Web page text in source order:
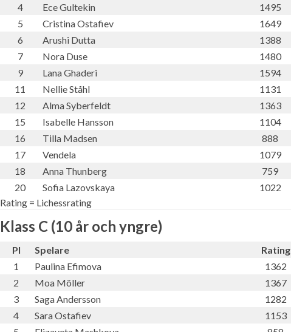
4
Ece Gultekin 1495
5
Cristina Ostafiev 1649
6
Arushi Dutta 1388
7
Nora Duse 1480
9
Lana Ghaderi 1594
11
Nellie Ståhl 1131
12
Alma Syberfeldt 1363
15
Isabelle Hansson 1104
16
Tilla Madsen 888
17
Vendela 1079
18
Anna Thunberg 759
20
Sofia Lazovskaya 1022
Rating = Lichessrating
Klass C (10 år och yngre)
Pl Spelare Rating
1
Paulina Efimova 1362
2
Moa Möller 1367
3
Saga Andersson 1282
4
Sara Ostafiev 1153